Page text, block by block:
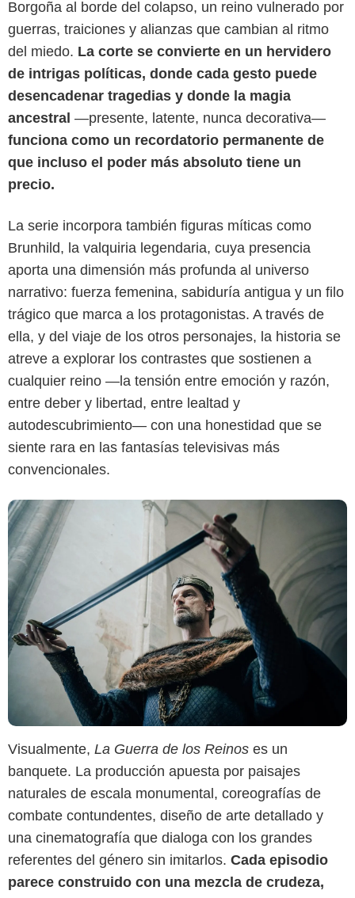
Borgoña al borde del colapso, un reino vulnerado por
guerras, traiciones y alianzas que cambian al ritmo
del miedo. La corte se convierte en un hervidero
de intrigas políticas, donde cada gesto puede
desencadenar tragedias y donde la magia
ancestral —presente, latente, nunca decorativa—
funciona como un recordatorio permanente de
que incluso el poder más absoluto tiene un
precio.
La serie incorpora también figuras míticas como
Brunhild, la valquiria legendaria, cuya presencia
aporta una dimensión más profunda al universo
narrativo: fuerza femenina, sabiduría antigua y un filo
trágico que marca a los protagonistas. A través de
ella, y del viaje de los otros personajes, la historia se
atreve a explorar los contrastes que sostienen a
cualquier reino —la tensión entre emoción y razón,
entre deber y libertad, entre lealtad y
autodescubrimiento— con una honestidad que se
siente rara en las fantasías televisivas más
convencionales.
Universal+
Visualmente, La Guerra de los Reinos es un
banquete. La producción apuesta por paisajes
naturales de escala monumental, coreografías de
combate contundentes, diseño de arte detallado y
una cinematografía que dialoga con los grandes
referentes del género sin imitarlos. Cada episodio
parece construido con una mezcla de crudeza,